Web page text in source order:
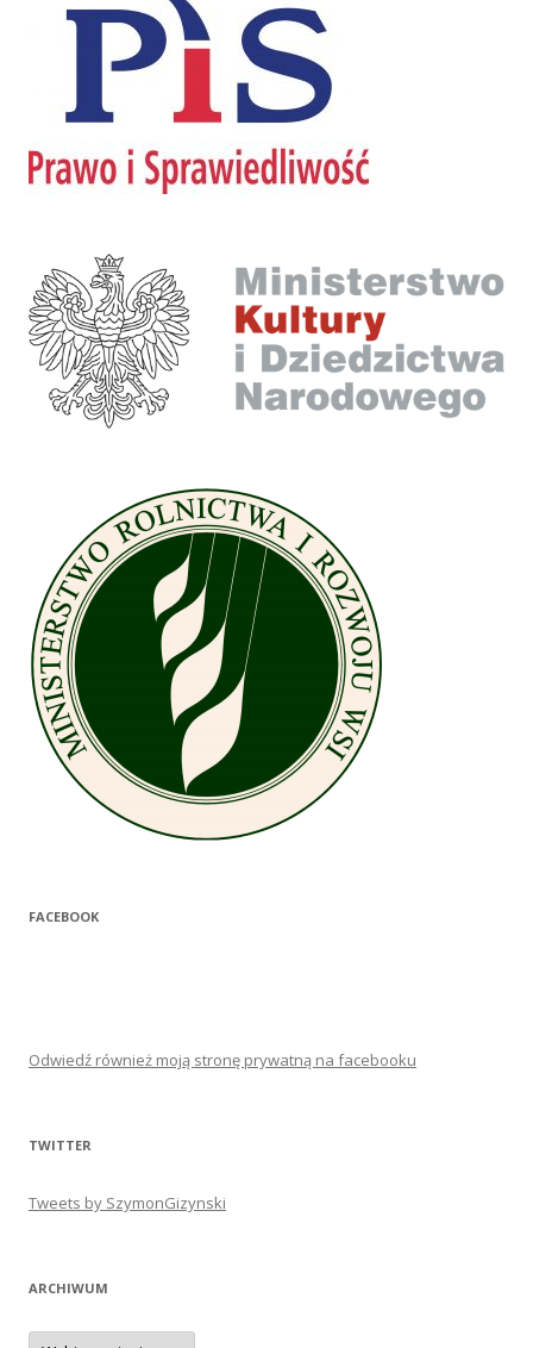
FACEBOOK
Odwiedź również moją stronę prywatną na facebooku
TWITTER
Tweets by SzymonGizynski
ARCHIWUM
Archiwum